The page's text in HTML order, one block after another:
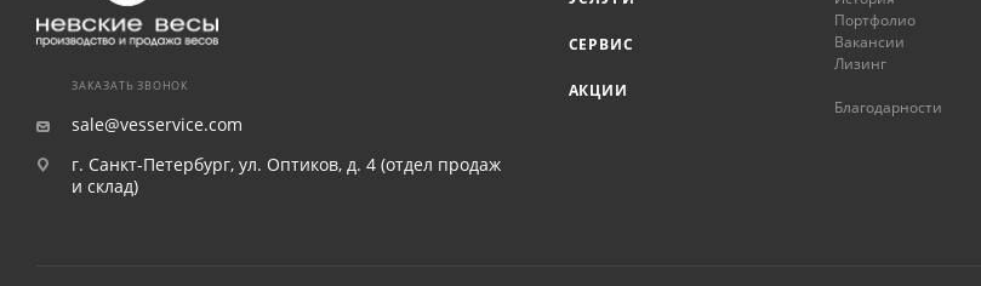
ЗАКАЗАТЬ ЗВОНОК
sale@vesservice.com
г. Санкт-Петербург, ул. Оптиков, д. 4 (отдел продаж
и склад)
СЕРВИС
АКЦИИ
Портфолио
Вакансии
Лизинг
Благодарности